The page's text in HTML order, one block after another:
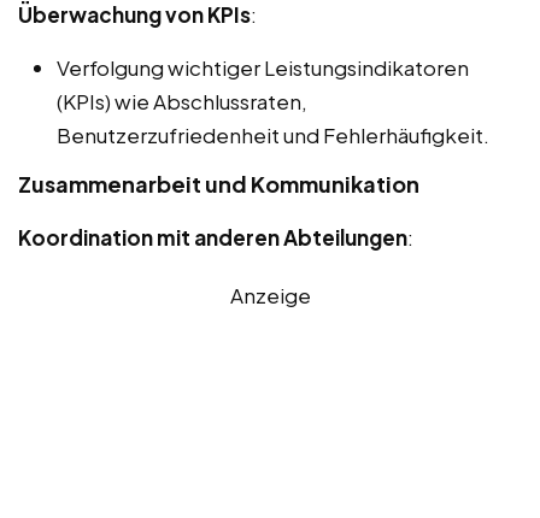
Überwachung von KPIs:
Verfolgung wichtiger Leistungsindikatoren
(KPIs) wie Abschlussraten,
Benutzerzufriedenheit und Fehlerhäufigkeit.
Zusammenarbeit und Kommunikation
Koordination mit anderen Abteilungen:
Anzeige